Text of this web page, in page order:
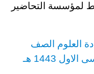
لمؤسسة التحاضير
العلوم الصف
1443 هـ